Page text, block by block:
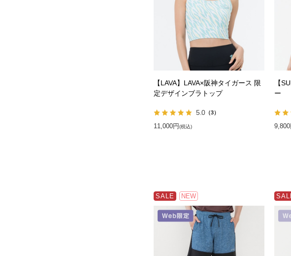
【LAVA】LAVA×阪神タイガース 限
定デザインブラトップ
5.0 （3）
11,000円(税込)
【
ー
9,800
SALE NEW